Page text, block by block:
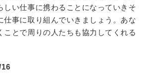
しい仕事に携わることになっていきそ
仕事に取り組んでいきましょう。あな
ことで周りの人たちも協力してくれる